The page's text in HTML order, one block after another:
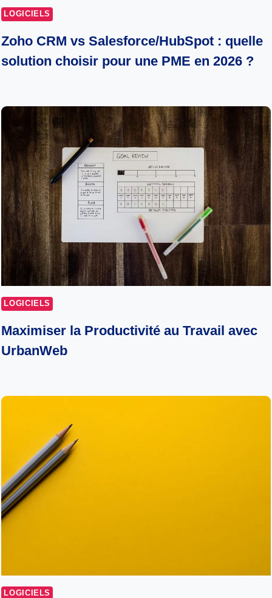
LOGICIELS
Zoho CRM vs Salesforce/HubSpot : quelle
solution choisir pour une PME en 2026 ?
LOGICIELS
Maximiser la Productivité au Travail avec
UrbanWeb
LOGICIELS